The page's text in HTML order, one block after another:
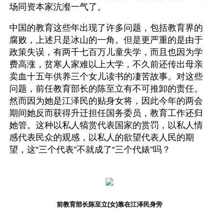
场同资本家沆瀣一气了。
中国的教育这些年出现了许多问题，包括教育界的
腐败，上述只是冰山的一角。但是更严重的是由于
政策失误，有两千七百万儿童失学，而且也因为学
费高涨，贫寒人家难以上大学，不久前还传出母亲
卖血十五年供养三个女儿读书的凄苦故事。对这些
问题，前任教育部长的陈至立有不可推卸的责任。
然而因为她是江泽民的贴身女将，因此今年的两会
期间她反而获得升迁担任国务委员，教育工作还归
她管。这种以私人犒赏代表国家的赏罚，以私人情
感代表民众的观感，以私人的欲望代表人民的期
望，这“三个代表”不就成了“三个代婊”吗？
前教育部长陈至立(女)靠在江泽民身旁